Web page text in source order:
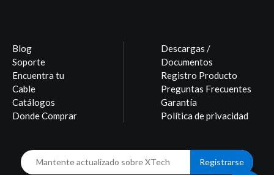
Blog
Soporte
Encuentra tu
Cable
Catálogos
Donde Comprar
Descargas /
Documentos
Registro Producto
Preguntas Frecuentes
Garantía
Política de privacidad
Registrarse